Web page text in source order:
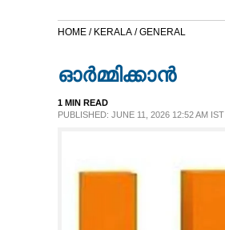
HOME / KERALA /GENERAL
ഓർമ്മിക്കാൻ
1 MIN READ
PUBLISHED: JUNE 11, 2026 12:52 AM IST